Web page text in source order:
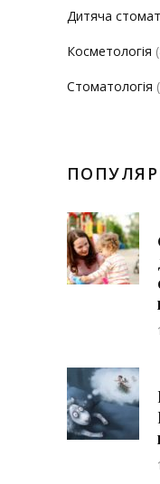
Дитяча
Косметологія
Стоматологія